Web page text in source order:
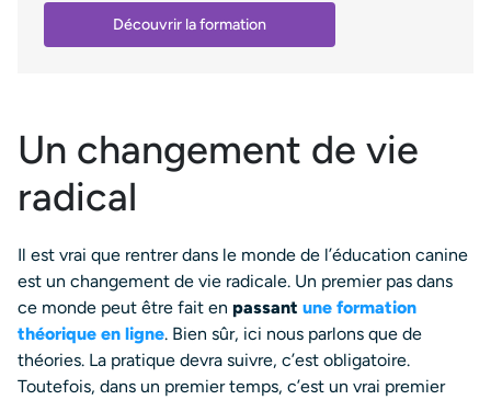
Découvrir la formation
Un changement de vie
radical
Il est vrai que rentrer dans le monde de l’éducation canine
est un changement de vie radicale. Un premier pas dans
ce monde peut être fait en passant une formation
théorique en ligne. Bien sûr, ici nous parlons que de
théories. La pratique devra suivre, c’est obligatoire.
Toutefois, dans un premier temps, c’est un vrai premier